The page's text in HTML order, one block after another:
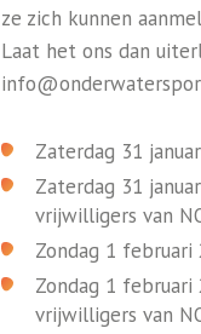
ze zich kunnen
Laat het ons dan
Zaterdag 31
Zaterdag 31
vrijwilligers van
Zondag 1
Zondag 1
vrijwilligers van